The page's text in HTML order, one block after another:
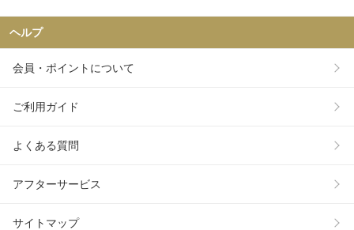
ヘルプ
会員・ポイントについて
ご利用ガイド
よくある質問
アフターサービス
サイトマップ